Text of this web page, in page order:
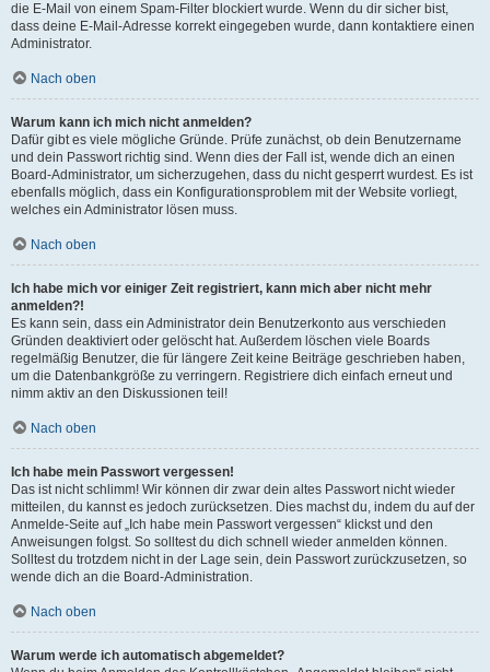
die E-Mail von einem Spam-Filter blockiert wurde. Wenn du dir sicher bist,
dass deine E-Mail-Adresse korrekt eingegeben wurde, dann kontaktiere einen
Administrator.
Nach oben
Warum kann ich mich nicht anmelden?
Dafür gibt es viele mögliche Gründe. Prüfe zunächst, ob dein Benutzername
und dein Passwort richtig sind. Wenn dies der Fall ist, wende dich an einen
Board-Administrator, um sicherzugehen, dass du nicht gesperrt wurdest. Es ist
ebenfalls möglich, dass ein Konfigurationsproblem mit der Website vorliegt,
welches ein Administrator lösen muss.
Nach oben
Ich habe mich vor einiger Zeit registriert, kann mich aber nicht mehr
anmelden?!
Es kann sein, dass ein Administrator dein Benutzerkonto aus verschieden
Gründen deaktiviert oder gelöscht hat. Außerdem löschen viele Boards
regelmäßig Benutzer, die für längere Zeit keine Beiträge geschrieben haben,
um die Datenbankgröße zu verringern. Registriere dich einfach erneut und
nimm aktiv an den Diskussionen teil!
Nach oben
Ich habe mein Passwort vergessen!
Das ist nicht schlimm! Wir können dir zwar dein altes Passwort nicht wieder
mitteilen, du kannst es jedoch zurücksetzen. Dies machst du, indem du auf der
Anmelde-Seite auf „Ich habe mein Passwort vergessen“ klickst und den
Anweisungen folgst. So solltest du dich schnell wieder anmelden können.
Solltest du trotzdem nicht in der Lage sein, dein Passwort zurückzusetzen, so
wende dich an die Board-Administration.
Nach oben
Warum werde ich automatisch abgemeldet?